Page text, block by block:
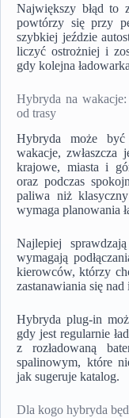
Największy błąd to
powtórzy się przy
szybkiej jeździe
liczyć ostrożniej i
gdy kolejna
Hybryda na
od trasy
Hybryda może
wakacje, zwłaszcza
krajowe, miasta i
oraz podczas
paliwa niż
wymaga planowania
Najlepiej
wymagają
kierowców, którzy
zastanawiania się
Hybryda plug-in
gdy jest regularnie
z rozładowaną
spalinowym, które
jak sugeruje katalog.
Dla kogo hybryda